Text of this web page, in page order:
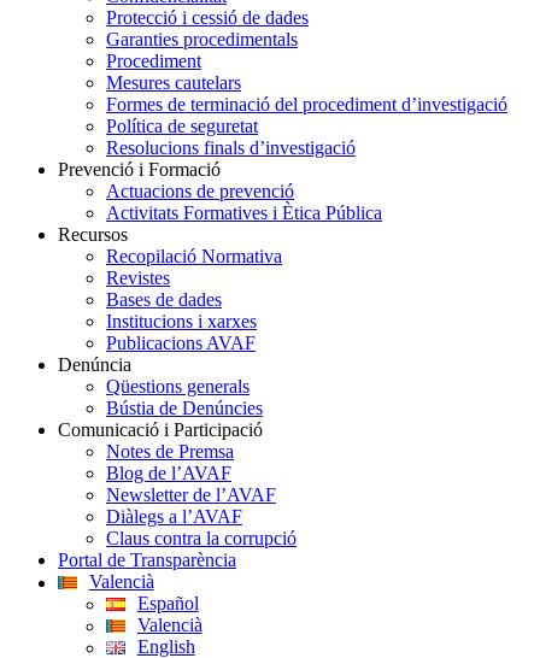
Protecció i cessió de dades
Garanties procedimentals
Procediment
Mesures cautelars
Formes de terminació del procediment d’investigació
Política de seguretat
Resolucions finals d’investigació
Prevenció i Formació
Actuacions de prevenció
Activitats Formatives i Ètica Pública
Recursos
Recopilació Normativa
Revistes
Bases de dades
Institucions i xarxes
Publicacions AVAF
Denúncia
Qüestions generals
Bústia de Denúncies
Comunicació i Participació
Notes de Premsa
Blog de l’AVAF
Newsletter de l’AVAF
Diàlegs a l’AVAF
Claus contra la corrupció
Portal de Transparència
Valencià
Español
Valencià
English